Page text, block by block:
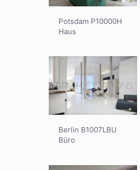
Potsdam P10000H
Haus
Berlin B1007LBU
Büro